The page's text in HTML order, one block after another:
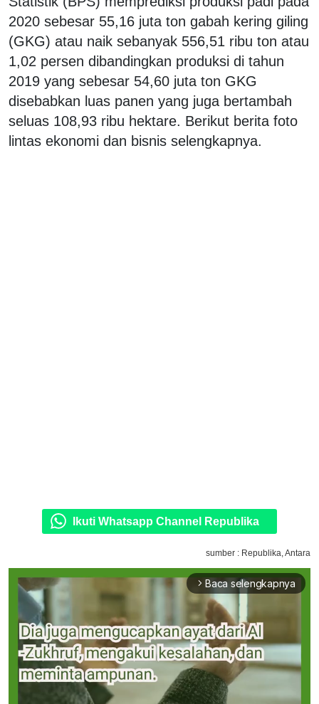
2020 sebesar 55,16 juta ton gabah kering giling
(GKG) atau naik sebanyak 556,51 ribu ton atau
1,02 persen dibandingkan produksi di tahun
2019 yang sebesar 54,60 juta ton GKG
disebabkan luas panen yang juga bertambah
seluas 108,93 ribu hektare. Berikut berita foto
lintas ekonomi dan bisnis selengkapnya.
Ikuti Whatsapp Channel Republika
sumber : Republika, Antara
arrow_forward_ios Baca selengkapnya